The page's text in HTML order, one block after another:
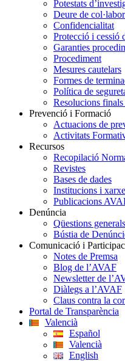
Potestats
Deure de
Confidencialitat
Protecció i cessió
Garanties
Procediment
Mesures cautelars
Formes de
Política de
Resolucions
Prevenció i Formació
Actuacions de
Activitats
Recursos
Recopilació
Revistes
Bases de dades
Institucions i
Publicacions
Denúncia
Qüestions generals
Bústia de
Comunicació i
Notes de Premsa
Blog de l’AVAF
Newsletter de
Diàlegs a l’AVAF
Claus contra la
Portal de Transparència
Valencià
Español
Valencià
English